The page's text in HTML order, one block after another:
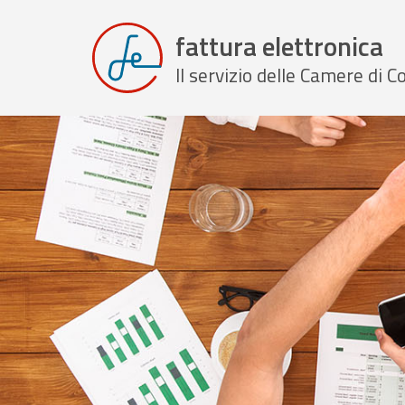
fattura elettronica
Il servizio delle Camere di